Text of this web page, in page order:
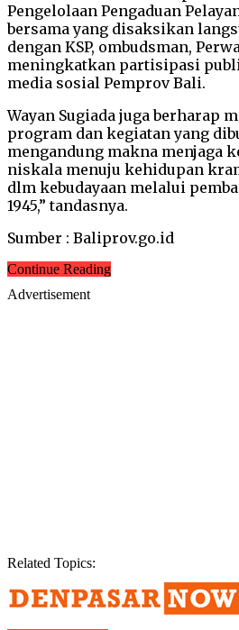
Pengelolaan Pengaduan
bersama yang disaksikan
dengan KSP, ombudsman,
meningkatkan partisipasi
media sosial Pemprov Bali.
Wayan Sugiada juga berharap
program dan kegiatan yang
mengandung makna menjaga
niskala menuju kehidupan
dlm kebudayaan melalui
1945,” tandasnya.
Sumber : Baliprov.go.id
Continue Reading
Advertisement
Related Topics: